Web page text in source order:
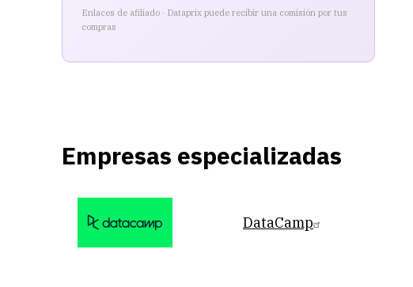
Enlaces de afiliado · Dataprix puede recibir una comisión por tus
compras
Empresas especializadas
DataCamp